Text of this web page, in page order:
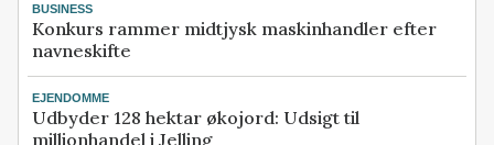
BUSINESS
Konkurs rammer midtjysk maskinhandler efter
navneskifte
EJENDOMME
Udbyder 128 hektar økojord: Udsigt til
millionhandel i Jelling